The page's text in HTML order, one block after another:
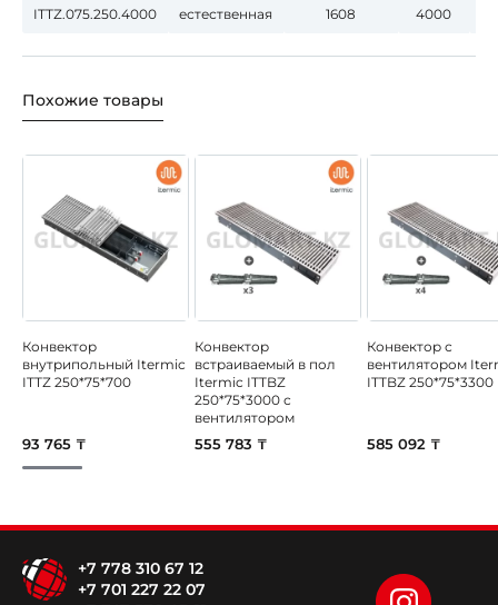
ITTZ.075.250.4000 естественная 1608 4000
Похожие товары
Конвектор
внутрипольный Itermic
ITTZ 250*75*700
93 765 ₸
Конвектор
встраиваемый в пол
Itermic ITTBZ
250*75*3000 с
вентилятором
555 783 ₸
Конвектор с
вентилятором
ITTBZ 250*75*3300
585 092 ₸
+7 778 310 67 12
+7 701 227 22 07